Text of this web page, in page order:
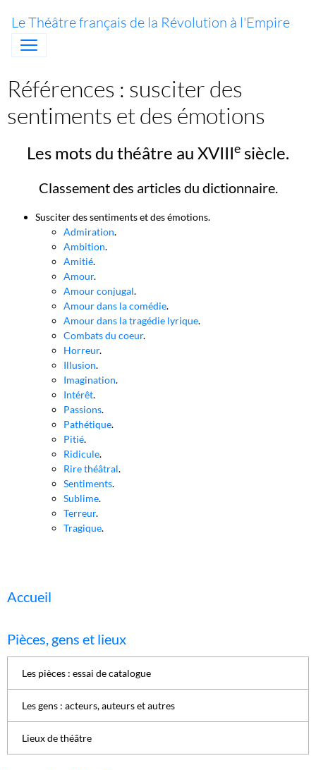
Le Théâtre français de la Révolution à l'Empire
Références : susciter des
sentiments et des émotions
Les mots du théâtre au XVIIIe siècle.
Classement des articles du dictionnaire.
Susciter des sentiments et des émotions.
Admiration.
Ambition.
Amitié.
Amour.
Amour conjugal.
Amour dans la comédie.
Amour dans la tragédie lyrique.
Combats du coeur.
Horreur.
Illusion.
Imagination.
Intérêt.
Passions.
Pathétique.
Pitié.
Ridicule.
Rire théâtral.
Sentiments.
Sublime.
Terreur.
Tragique.
Accueil
Pièces, gens et lieux
Les pièces : essai de catalogue
Les gens : acteurs, auteurs et autres
Lieux de théâtre